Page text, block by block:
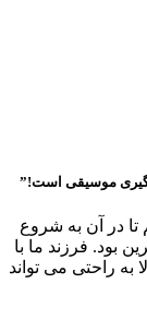
موسیقی است!”
تا در آن به شروع
بود. فرزند ما با
به راحتی می تواند